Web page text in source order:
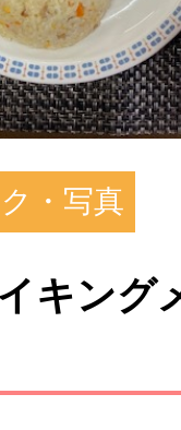
・写真
キング